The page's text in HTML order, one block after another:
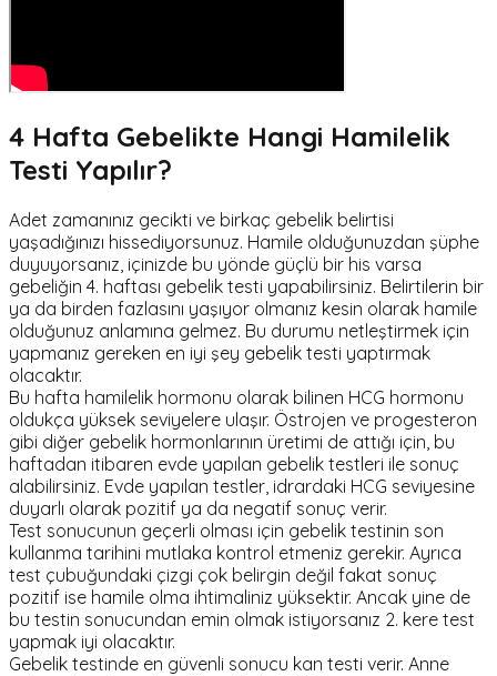
4 Hafta Gebelikte Hangi Hamilelik
Testi Yapılır?
Adet zamanınız gecikti ve birkaç gebelik belirtisi
yaşadığınızı hissediyorsunuz. Hamile olduğunuzdan şüphe
duyuyorsanız, içinizde bu yönde güçlü bir his varsa
gebeliğin 4. haftası gebelik testi yapabilirsiniz. Belirtilerin bir
ya da birden fazlasını yaşıyor olmanız kesin olarak hamile
olduğunuz anlamına gelmez. Bu durumu netleştirmek için
yapmanız gereken en iyi şey gebelik testi yaptırmak
olacaktır.
Bu hafta hamilelik hormonu olarak bilinen HCG hormonu
oldukça yüksek seviyelere ulaşır. Östrojen ve progesteron
gibi diğer gebelik hormonlarının üretimi de attığı için, bu
haftadan itibaren evde yapılan gebelik testleri ile sonuç
alabilirsiniz. Evde yapılan testler, idrardaki HCG seviyesine
duyarlı olarak pozitif ya da negatif sonuç verir.
Test sonucunun geçerli olması için gebelik testinin son
kullanma tarihini mutlaka kontrol etmeniz gerekir. Ayrıca
test çubuğundaki çizgi çok belirgin değil fakat sonuç
pozitif ise hamile olma ihtimaliniz yüksektir. Ancak yine de
bu testin sonucundan emin olmak istiyorsanız 2. kere test
yapmak iyi olacaktır.
Gebelik testinde en güvenli sonucu kan testi verir. Anne